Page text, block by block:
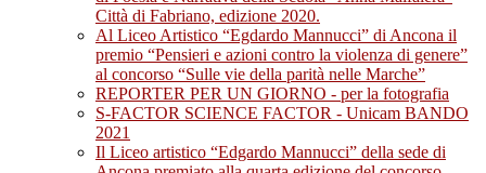
Città di Fabriano, edizione 2020.
Al Liceo Artistico “Egdardo Mannucci” di Ancona il
premio “Pensieri e azioni contro la violenza di genere”
al concorso “Sulle vie della parità nelle Marche”
REPORTER PER UN GIORNO - per la fotografia
S-FACTOR SCIENCE FACTOR - Unicam BANDO
2021
Il Liceo artistico “Edgardo Mannucci” della sede di